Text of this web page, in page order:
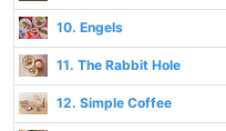
10. Engels
11. The Rabbit Hole
12. Simple Coffee